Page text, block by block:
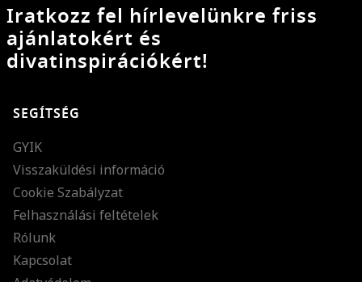
Iratkozz fel hírlevelünkre friss
ajánlatokért és
divatinspirációkért!
SEGÍTSÉG
GYIK
Visszaküldési információ
Cookie Szabályzat
Felhasználási feltételek
Rólunk
Kapcsolat